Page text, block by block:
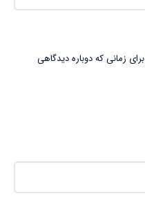
زمانی که دوباره دیدگاهی